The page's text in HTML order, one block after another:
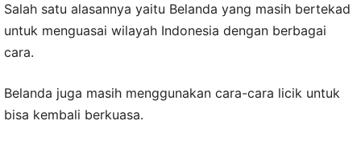
Salah satu alasannya yaitu Belanda yang masih bertekad
untuk menguasai wilayah Indonesia dengan berbagai
cara.
Belanda juga masih menggunakan cara-cara licik untuk
bisa kembali berkuasa.